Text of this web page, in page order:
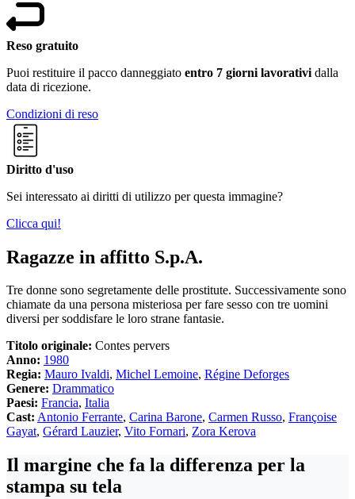
Reso gratuito
Puoi restituire il pacco danneggiato entro 7 giorni lavorativi dalla
data di ricezione.
Condizioni di reso
Diritto d'uso
Sei interessato ai diritti di utilizzo per questa immagine?
Clicca qui!
Ragazze in affitto S.p.A.
Tre donne sono segretamente delle prostitute. Successivamente sono
chiamate da una persona misteriosa per fare sesso con tre uomini
diversi per soddisfare le loro strane fantasie.
Titolo originale: Contes pervers
Anno: 1980
Regia: Mauro Ivaldi, Michel Lemoine, Régine Deforges
Genere: Drammatico
Paesi: Francia, Italia
Cast: Antonio Ferrante, Carina Barone, Carmen Russo, Françoise
Gayat, Gérard Lauzier, Vito Fornari, Zora Kerova
Il margine che fa la differenza per la
stampa su tela